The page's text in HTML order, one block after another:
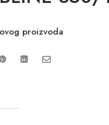
proizvoda